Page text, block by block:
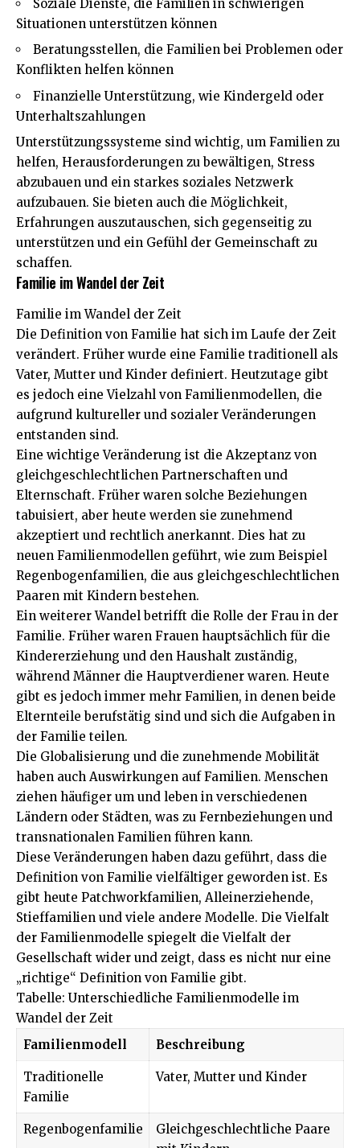
Soziale Dienste, die Familien in schwierigen
Situationen unterstützen können
Beratungsstellen, die Familien bei Problemen oder
Konflikten helfen können
Finanzielle Unterstützung, wie Kindergeld oder
Unterhaltszahlungen
Unterstützungssysteme sind wichtig, um Familien zu
helfen, Herausforderungen zu bewältigen, Stress
abzubauen und ein starkes soziales Netzwerk
aufzubauen. Sie bieten auch die Möglichkeit,
Erfahrungen auszutauschen, sich gegenseitig zu
unterstützen und ein Gefühl der Gemeinschaft zu
schaffen.
Familie im Wandel der Zeit
Familie im Wandel der Zeit
Die Definition von Familie hat sich im Laufe der Zeit
verändert. Früher wurde eine Familie traditionell als
Vater, Mutter und Kinder definiert. Heutzutage gibt
es jedoch eine Vielzahl von Familienmodellen, die
aufgrund kultureller und sozialer Veränderungen
entstanden sind.
Eine wichtige Veränderung ist die Akzeptanz von
gleichgeschlechtlichen Partnerschaften und
Elternschaft. Früher waren solche Beziehungen
tabuisiert, aber heute werden sie zunehmend
akzeptiert und rechtlich anerkannt. Dies hat zu
neuen Familienmodellen geführt, wie zum Beispiel
Regenbogenfamilien, die aus gleichgeschlechtlichen
Paaren mit Kindern bestehen.
Ein weiterer Wandel betrifft die Rolle der Frau in der
Familie. Früher waren Frauen hauptsächlich für die
Kindererziehung und den Haushalt zuständig,
während Männer die Hauptverdiener waren. Heute
gibt es jedoch immer mehr Familien, in denen beide
Elternteile berufstätig sind und sich die Aufgaben in
der Familie teilen.
Die Globalisierung und die zunehmende Mobilität
haben auch Auswirkungen auf Familien. Menschen
ziehen häufiger um und leben in verschiedenen
Ländern oder Städten, was zu Fernbeziehungen und
transnationalen Familien führen kann.
Diese Veränderungen haben dazu geführt, dass die
Definition von Familie vielfältiger geworden ist. Es
gibt heute Patchworkfamilien, Alleinerziehende,
Stieffamilien und viele andere Modelle. Die Vielfalt
der Familienmodelle spiegelt die Vielfalt der
Gesellschaft wider und zeigt, dass es nicht nur eine
„richtige“ Definition von Familie gibt.
Tabelle: Unterschiedliche Familienmodelle im
Wandel der Zeit
Familienmodell
Beschreibung
Traditionelle
Familie
Vater, Mutter und Kinder
Regenbogenfamilie
Gleichgeschlechtliche Paare